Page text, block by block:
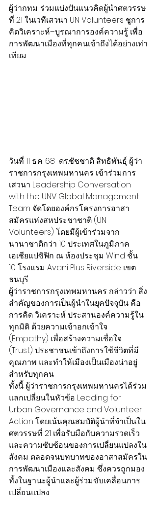
ผู้ว่ากทม. ร่วมแบ่งปันแนวคิดผู้นำศตวรรษ
ที่ 21 ในเวทีเสวนา UN Volunteers ชูการ
คิดวิเคราะห์–บูรณาการองค์ความรู้ เพื่อ
การพัฒนาเมืองที่ทุกคนเข้าถึงได้อย่างเท่า
เทียม
วันที่ 11 ธ.ค. 68  ดร.ชัชชาติ สิทธิพันธุ์ ผู้ว่า
ราชการกรุงเทพมหานคร เข้าร่วมการ
เสวนา Leadership Conversation
with the UNV Global Management
Team จัดโดยองค์กรโครงการอาสา
สมัครแห่งสหประชาชาติ (UN
Volunteers) โดยมีผู้เข้าร่วมจาก
นานาชาติกว่า 10 ประเทศในภูมิภาค
เอเชียแปซิฟิก ณ ห้องประชุม Wind ชั้น
10 โรงแรม Avani Plus Riverside เขต
ธนบุรี
ผู้ว่าราชการกรุงเทพมหานคร กล่าวว่า สิ่ง
สำคัญของการเป็นผู้นำในยุคปัจจุบัน คือ
การคิด วิเคราะห์ ประสานองค์ความรู้ใน
ทุกมิติ ด้วยความเข้าอกเข้าใจ
(Empathy) เพื่อสร้างความเชื่อใจ
(Trust) ประชาชนเข้าถึงการใช้ชีวิตที่มี
คุณภาพ และทำให้เมืองเป็นเมืองน่าอยู่
สำหรับทุกคน
ทั้งนี้ ผู้ว่าราชการกรุงเทพมหานครได้ร่วม
แลกเปลี่ยนในหัวข้อ Leading for
Urban Governance and Volunteer
Action โดยเน้นคุณสมบัติผู้นำที่จำเป็นใน
ศตวรรษที่ 21 เพื่อรับมือกับความรวดเร็ว
และความซับซ้อนของการเปลี่ยนแปลงใน
สังคม ตลอดจนบทบาทของอาสาสมัครใน
การพัฒนาเมืองและสังคม ซึ่งควรถูกมอง
ทั้งในฐานะผู้นำและผู้ร่วมขับเคลื่อนการ
เปลี่ยนแปลง